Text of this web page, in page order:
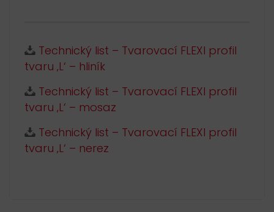
Technický list – Tvarovací FLEXI profil
tvaru ‚L‘ – hliník
Technický list – Tvarovací FLEXI profil
tvaru ‚L‘ – mosaz
Technický list – Tvarovací FLEXI profil
tvaru ‚L‘ – nerez